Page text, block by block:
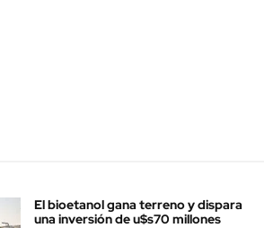
El bioetanol gana terreno y dispara
una inversión de u$s70 millones